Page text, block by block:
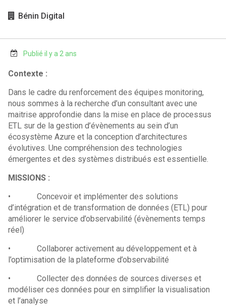
Bénin Digital
Publié il y a 2 ans
Contexte :
Dans le cadre du renforcement des équipes monitoring,
nous sommes à la recherche d’un consultant avec une
maitrise approfondie dans la mise en place de processus
ETL sur de la gestion d’évènements au sein d’un
écosystème Azure et la conception d’architectures
évolutives. Une compréhension des technologies
émergentes et des systèmes distribués est essentielle.
MISSIONS :
• Concevoir et implémenter des solutions
d’intégration et de transformation de données (ETL) pour
améliorer le service d’observabilité (évènements temps
réel)
• Collaborer activement au développement et à
l’optimisation de la plateforme d’observabilité
• Collecter des données de sources diverses et
modéliser ces données pour en simplifier la visualisation
et l’analyse